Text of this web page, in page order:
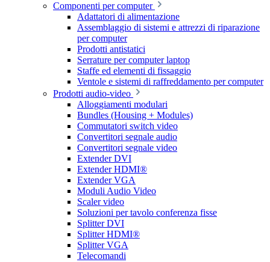
Componenti per computer
Adattatori di alimentazione
Assemblaggio di sistemi e attrezzi di riparazione
per computer
Prodotti antistatici
Serrature per computer laptop
Staffe ed elementi di fissaggio
Ventole e sistemi di raffreddamento per computer
Prodotti audio-video
Alloggiamenti modulari
Bundles (Housing + Modules)
Commutatori switch video
Convertitori segnale audio
Convertitori segnale video
Extender DVI
Extender HDMI®
Extender VGA
Moduli Audio Video
Scaler video
Soluzioni per tavolo conferenza fisse
Splitter DVI
Splitter HDMI®
Splitter VGA
Telecomandi